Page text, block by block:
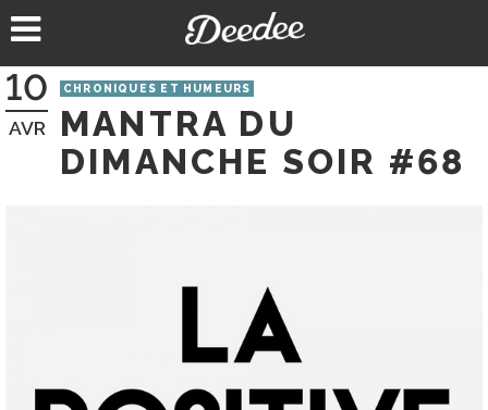
au
10
AVR
CHRONIQUES ET HUMEURS
MANTRA DU
DIMANCHE SOIR #68